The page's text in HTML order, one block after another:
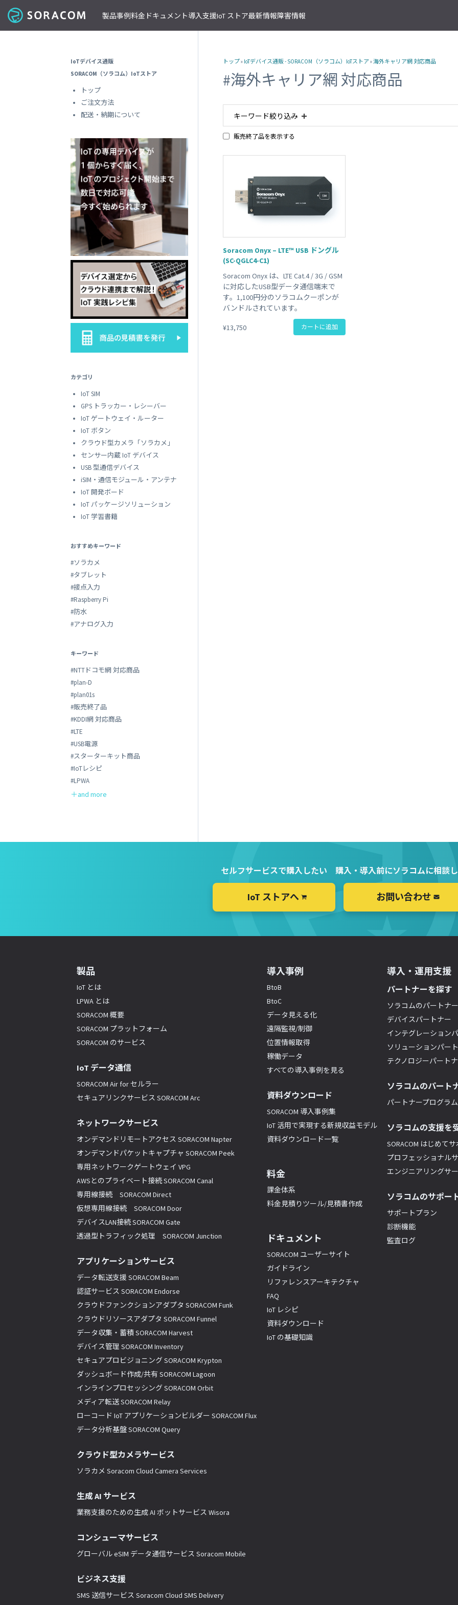
製品事例料金 ドキュメント導入支援IoT ストア最新情報障害情報
SORACOM Air for セルラー
セキュアリンクサービス
SORACOM Arc
SORACOM 認定デバイス
動作確認済みモジュール一覧
専用ネットワークゲートウェイ
SORACOM Canal
専用線接続
SORACOM Direct
仮想専用線接続
デバイスLAN接続
透過型トラフィック処理
SORACOM Junction
オンデマンドリモートアクセス
SORACOM Napter
オンデマンドパケットキャプチャ
データ転送支援
SORACOM Beam
SORACOM Endorse
SORACOM Funnel
B to B
データ見える化
遠隔監視/制御
すべての導入事例を見る
SORACOM 導入事例集
IoT活用で実現する新規収益
課金体系
料金見積りツール/見積書作成
SORACOM ユーザーサイト
ガイドライン
資料ダウンロード一覧
ソラコムのパートナーとは
インテグレーションパートナー
ソリューションパートナー
ソラコムのパートナーになる
パートナープログラムについて
SORACOM はじめてサポート
IoT プロジェクトの“壁打ち”支援
お客様と一緒に IoT プロジェクト
デバイス開発～量産のプロセスを
SORACOM IoT ストア
ご注文方法
配送について
おすすめの IoT デバイス
ビーコン対応 GPS トラッカー GW
1台で GPS と BLE ゲートウェイの2役
GPS マルチユニット
おてがる可視化デバイス
LTE-M Button for Enterprise
クラウド接続 IoT ボタン
LTE-M Button Plus
接点端子付き IoT ボタン
IoT SIM
組込み通信モジュール・アン
セミナー・イベント開催情報
プレスルーム
サービス更新情報
SORACOM Status Dashboard
株式会社ソラコム Facebook
SORACOM YouTube チャンネル
企業情報
トップ» IoTデバイス通販 - SORACOM（ソラコム）IoTストア»海外キャリア網 対応商品
#海外キャリア網 対応商品
キーワード絞り込み
#KDDI網 対応商品 #plan-D
販売終了品を表示する
Soracom Onyx – LTE™ USB ドングル
(SC-QGLC4-C1)
Soracom Onyx は、LTE Cat.4 / 3G / GSM
に対応したUSB型データ通信端末で
す。1,100円分のソラコムクーポンが
バンドルされています。
¥13,750 カートに追加
IoTデバイス通販
SORACOM（ソラコム）IoTストア
トップ
ご注文方法
配送・納期について
カテゴリ
IoT SIM
GPS トラッカー・レシーバー
IoT ゲートウェイ・ルーター
IoT ボタン
クラウド型カメラ「ソラカメ」
センサー内蔵 IoT デバイス
USB 型通信デバイス
iSIM・通信モジュール・アンテナ
IoT 開発ボード
IoT パッケージソリューション
IoT 学習書籍
おすすめキーワード
#ソラカメ
#タブレット
#接点入力
#Raspberry Pi
#防水
#アナログ入力
キーワード
#NTTドコモ網 対応商品
#plan-D
#plan01s
#販売終了品
#KDDI網 対応商品
#LTE
#USB電源
#スターターキット商品
#IoTレシピ
#LPWA
セルフサービスで購入したい
IoT ストアへ
購入・導入前にソラコムに相談
お問い合わせ
製品
IoT とは
LPWA とは
SORACOM 概要
SORACOM プラットフォーム
SORACOM のサービス
IoT データ通信
SORACOM Air for セルラー
セキュアリンクサービス SORACOM Arc
ネットワークサービス
オンデマンドリモートアクセス SORACOM Napter
オンデマンドパケットキャプチャ SORACOM Peek
専用ネットワークゲートウェイ VPG
AWSとのプライベート接続 SORACOM Canal
専用線接続 SORACOM Direct
仮想専用線接続 SORACOM Door
デバイスLAN接続 SORACOM Gate
透過型トラフィック処理 SORACOM Junction
アプリケーションサービス
データ転送支援 SORACOM Beam
認証サービス SORACOM Endorse
クラウドファンクションアダプタ SORACOM Funk
クラウドリソースアダプタ SORACOM Funnel
データ収集・蓄積 SORACOM Harvest
デバイス管理 SORACOM Inventory
セキュアプロビジョニング SORACOM Krypton
ダッシュボード作成/共有 SORACOM Lagoon
インラインプロセッシング SORACOM Orbit
メディア転送 SORACOM Relay
ローコード IoT アプリケーションビルダー SORACOM Flux
データ分析基盤 SORACOM Query
クラウド型カメラサービス
ソラカメ Soracom Cloud Camera Services
生成 AI サービス
業務支援のための生成 AI ボットサービス Wisora
コンシューマサービス
グローバル eSIM データ通信サービス Soracom Mobile
ビジネス支援
SMS 送信サービス Soracom Cloud SMS Delivery
導入事例
BtoB
BtoC
データ見える化
遠隔監視/制御
位置情報取得
稼働データ
すべての導入事例を見る
資料ダウンロード
SORACOM 導入事例集
IoT 活用で実現する新規収益モデル
資料ダウンロード一覧
料金
課金体系
料金見積りツール/見積書作成
ドキュメント
SORACOM ユーザーサイト
ガイドライン
リファレンスアーキテクチャ
FAQ
IoT レシピ
資料ダウンロード
IoT の基礎知識
導入・運用支援
パートナーを探す
ソラコムのパートナ
デバイスパートナー
インテグレーション
ソリューションパー
テクノロジーパート
ソラコムのパート
パートナープログラ
ソラコムの支援を
SORACOM はじめて
プロフェッショナル
エンジニアリングサ
ソラコムのサポー
サポートプラン
診断機能
監査ログ